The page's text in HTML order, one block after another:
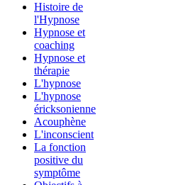
Histoire de
l'Hypnose
Hypnose et
coaching
Hypnose et
thérapie
L'hypnose
L'hypnose
éricksonienne
Acouphène
L'inconscient
La fonction
positive du
symptôme